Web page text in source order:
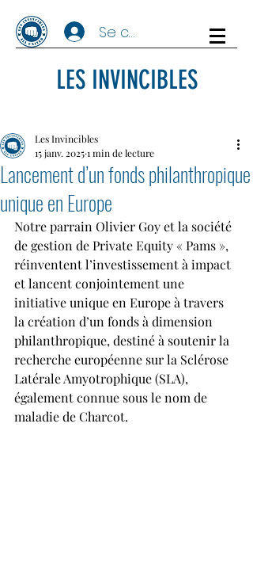
Se connecter
LES INVINCIBLES
Lancement d’un fonds philanthropique
unique en Europe
Les Invincibles
15 janv. 20251 min de lecture
Notre parrain Olivier Goy et la société
de gestion de Private Equity « Pams »,
réinventent l’investissement à impact
et lancent conjointement une
initiative unique en Europe à travers
la création d’un fonds à dimension
philanthropique, destiné à soutenir la
recherche européenne sur la Sclérose
Latérale Amyotrophique (SLA),
également connue sous le nom de
maladie de Charcot.